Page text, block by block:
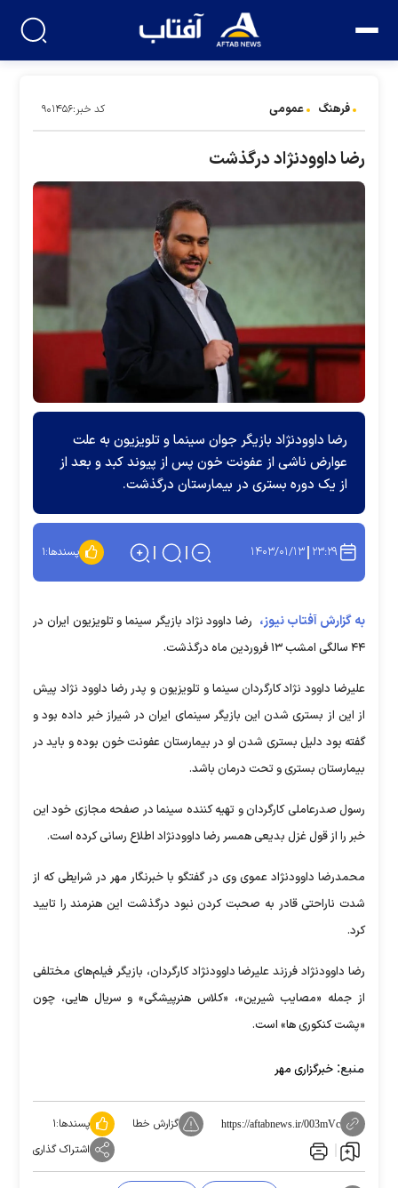
فرهنگ عمومی کد خبر:۹۰۱۴۵۶
رضا داوودنژاد درگذشت
رضا داوودنژاد بازیگر جوان سینما و تلویزیون به علت
عوارض ناشی از عفونت خون پس از پیوند کبد و بعد از
از یک دوره بستری در بیمارستان درگذشت.
۲۳:۲۹ ۱۴۰۳/۰۱/۱۳ پسندها:۱
به گزارش آفتاب نیوز، رضا داوود نژاد بازیگر سینما و تلویزیون ایران در
۴۴ سالگی امشب ۱۳ فروردین ماه درگذشت.
علیرضا داوود نژاد کارگردان سینما و تلویزیون و پدر رضا داوود نژاد پیش
از این از بستری شدن این بازیگر سینمای ایران در شیراز خبر داده بود و
گفته بود دلیل بستری شدن او در بیمارستان عفونت خون بوده و باید در
بیمارستان بستری و تحت درمان باشد.
رسول صدرعاملی کارگردان و تهیه کننده سینما در صفحه مجازی خود این
خبر را از قول غزل بدیعی همسر رضا داوودنژاد اطلاع رسانی کرده است.
محمدرضا داوودنژاد عموی وی در گفتگو با خبرنگار مهر در شرایطی که از
شدت ناراحتی قادر به صحبت کردن نبود درگذشت این هنرمند را تایید
کرد.
رضا داوودنژاد فرزند علیرضا داوودنژاد کارگردان، بازیگر فیلم‌های مختلفی
از جمله «مصایب شیرین»، «کلاس هنرپیشگی» و سریال هایی، چون
«پشت کنکوری ها» است.
منبع: خبرگزاری مهر
https://aftabnews.ir/003mVc گزارش خطا پسندها:۱
اشتراک گذاری